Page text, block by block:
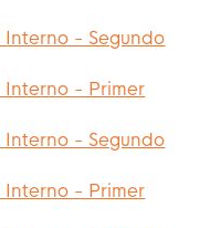
Interno - Segundo
Interno - Primer
Interno - Segundo
Interno - Primer